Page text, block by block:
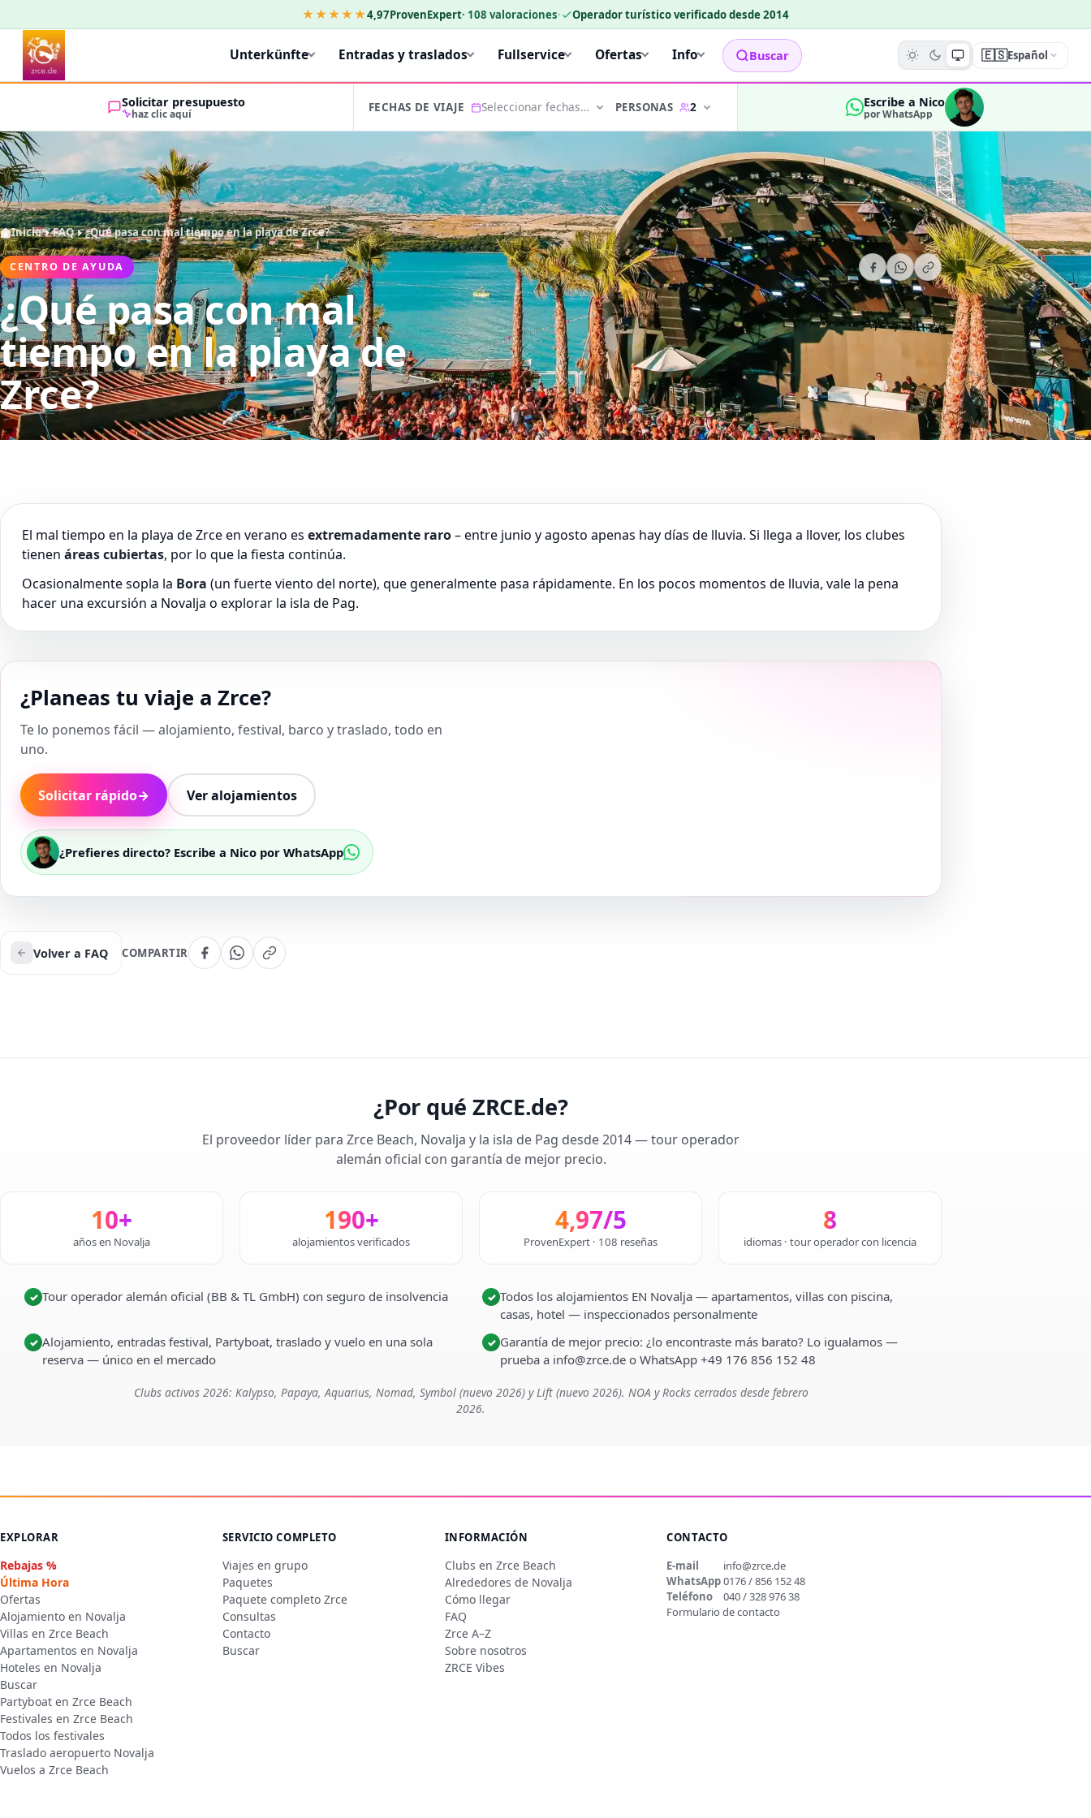
★★★★★4,97ProvenExpert· 108 valoraciones· Operador turístico verificado desde 2014
Unterkünfte Entradas y traslados Fullservice Ofertas Info Buscar 🇪🇸Español
Solicitar presupuesto
haz clic aquí FECHAS DE VIAJE Seleccionar fechas… PERSONAS 2 Escribe a Nico
por WhatsApp
Inicio FAQ ¿Qué pasa con mal tiempo en la playa de Zrce?
CENTRO DE AYUDA
¿Qué pasa con mal
tiempo en la playa de
Zrce?
El mal tiempo en la playa de Zrce en verano es extremadamente raro– entre junio y agosto apenas hay días de lluvia. Si llega a llover, los clubes
tienen áreas cubiertas, por lo que la fiesta continúa.
Ocasionalmente sopla la Bora (un fuerte viento del norte), que generalmente pasa rápidamente. En los pocos momentos de lluvia, vale la pena
hacer una excursión a Novalja o explorar la isla de Pag.
¿Planeas tu viaje a Zrce?
Te lo ponemos fácil — alojamiento, festival, barco y traslado, todo en
uno.
Solicitar rápido→ Ver alojamientos
¿Prefieres directo? Escribe a Nico por WhatsApp
Volver a FAQ COMPARTIR
¿Por qué ZRCE.de?
El proveedor líder para Zrce Beach, Novalja y la isla de Pag desde 2014 — tour operador
alemán oficial con garantía de mejor precio.
10+
años en Novalja
190+
alojamientos verificados
4,97/5
ProvenExpert · 108 reseñas
8
idiomas · tour operador con licencia
✓ Tour operador alemán oficial (BB & TL GmbH) con seguro de insolvencia ✓ Todos los alojamientos EN Novalja — apartamentos, villas con piscina,
casas, hotel — inspeccionados personalmente
✓ Alojamiento, entradas festival, Partyboat, traslado y vuelo en una sola
reserva — único en el mercado
✓ Garantía de mejor precio: ¿lo encontraste más barato? Lo igualamos —
prueba a info@zrce.de o WhatsApp +49 176 856 152 48
Clubs activos 2026: Kalypso, Papaya, Aquarius, Nomad, Symbol (nuevo 2026) y Lift (nuevo 2026). NOA y Rocks cerrados desde febrero
2026.
EXPLORAR
Rebajas %
Última Hora
Ofertas
Alojamiento en Novalja
Villas en Zrce Beach
Apartamentos en Novalja
Hoteles en Novalja
Buscar
Partyboat en Zrce Beach
Festivales en Zrce Beach
Todos los festivales
Traslado aeropuerto Novalja
Vuelos a Zrce Beach
SERVICIO COMPLETO
Viajes en grupo
Paquetes
Paquete completo Zrce
Consultas
Contacto
Buscar
INFORMACIÓN
Clubs en Zrce Beach
Alrededores de Novalja
Cómo llegar
FAQ
Zrce A–Z
Sobre nosotros
ZRCE Vibes
CONTACTO
E-mail
info@zrce.de
WhatsApp0176 / 856 152 48
Teléfono
040 / 328 976 38
Formulario de contacto